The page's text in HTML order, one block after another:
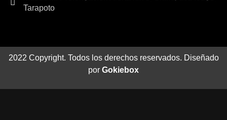
Tarapoto
2022 Copyright. Todos los derechos reservados. Diseñado
por Gokiebox